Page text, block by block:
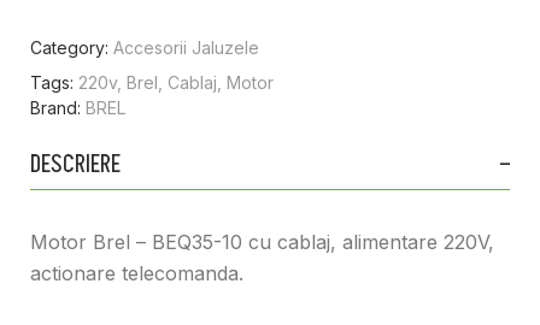
Category: Accesorii Jaluzele
Tags: 220v, Brel Cablaj Motor
Brand: BREL
DESCRIERE
Motor Brel – BEQ35-10 cu cablaj, alimentare 220V,
actionare telecomanda.